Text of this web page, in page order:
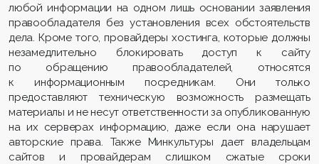
любой информации на одном лишь основании заявления
правообладателя без установления всех обстоятельств
дела. Кроме того, провайдеры хостинга, которые должны
незамедлительно блокировать доступ к сайту
по обращению правообладателей, относятся
к информационным посредникам. Они только
предоставляют техническую возможность размещать
материалы и не несут ответственности за опубликованную
на их серверах информацию, даже если она нарушает
авторские права. Также Минкультуры дает владельцам
сайтов и провайдерам слишком сжатые сроки